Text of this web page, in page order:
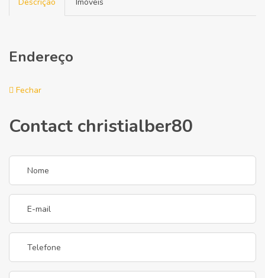
Endereço
Fechar
Contact christialber80